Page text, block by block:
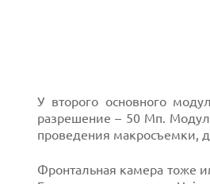
У второго основного
разрешение – 50 Мп.
проведения макросъемки,
Фронтальная камера тоже